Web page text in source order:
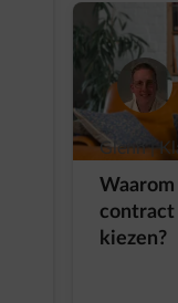
Glenn |
contract
kiezen?